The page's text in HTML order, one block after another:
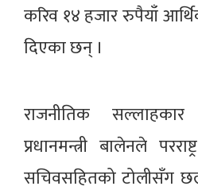
करिव १४ हजार रुपैयाँ
दिएका छन् ।
राजनीतिक
प्रधानमन्त्री बालेनले
सचिवसहितको टोलीसँग